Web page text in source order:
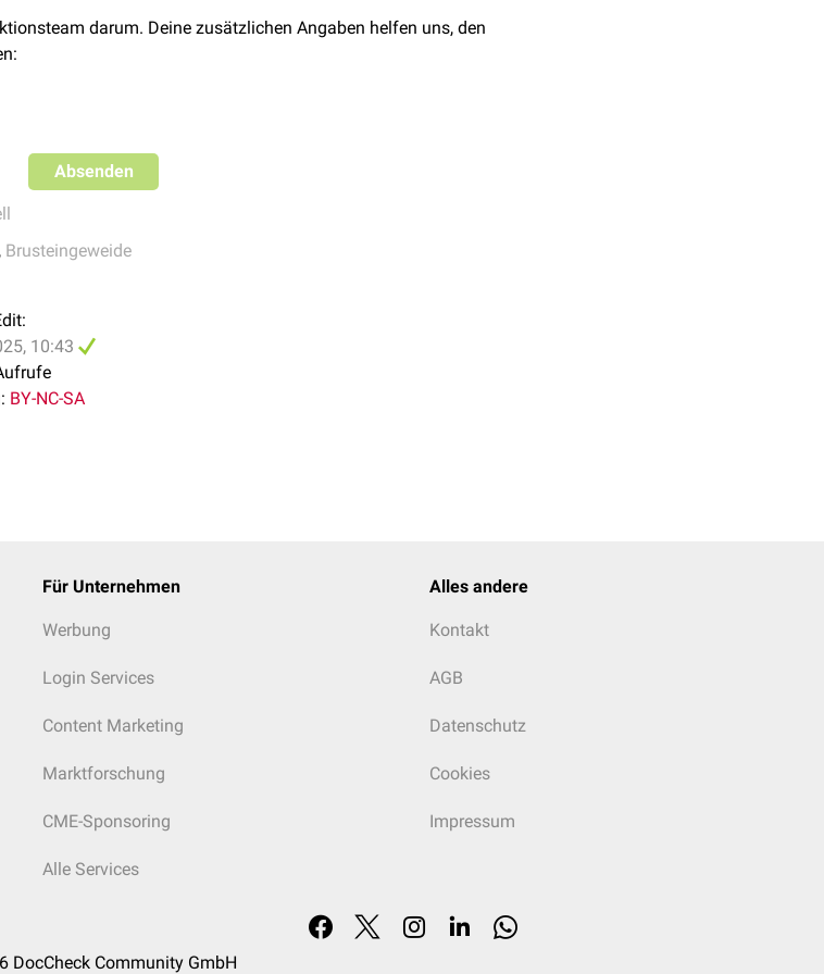
darum. Deine zusätzlichen Angaben helfen uns, den
Absenden
, Brusteingeweide
10:43
BY-NC-SA
Für Unternehmen
Werbung
Login Services
Content Marketing
Marktforschung
CME-Sponsoring
Alle Services
Alles andere
Kontakt
AGB
Datenschutz
Cookies
Impressum
DocCheck Community GmbH